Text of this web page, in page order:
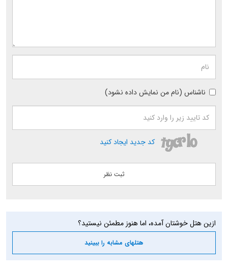
ناشناس (نام من نمایش داده نشود)
کد جدید ایجاد کنید
ازین هتل خوشتان آمده، اما هنوز مطمئن نیستید؟
هتلهای مشابه را ببینید